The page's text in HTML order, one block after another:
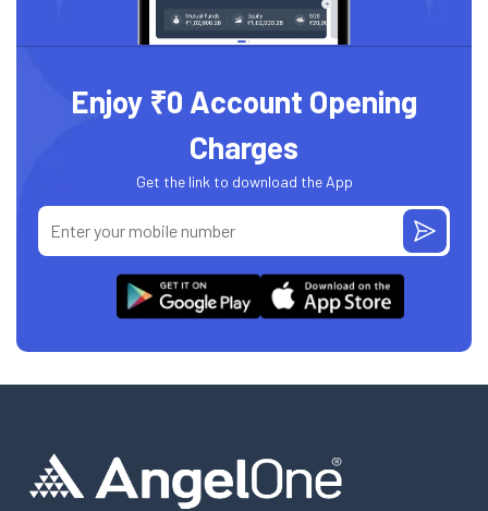
Enjoy ₹0 Account Opening
Charges
Get the link to download the App